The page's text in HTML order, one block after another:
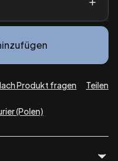
Produkt fragen Teilen
(Polen)